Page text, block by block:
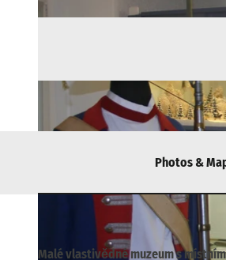
Photos &
Malé vlastivědné muzeum s